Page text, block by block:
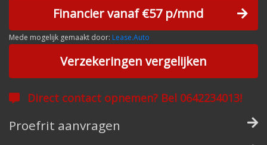
Financier vanaf €57 p/mnd
Mede mogelijk gemaakt door: Lease.Auto
Verzekeringen vergelijken
Direct contact opnemen? Bel 0642234013!
Proefrit aanvragen